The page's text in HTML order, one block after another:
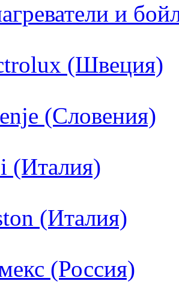
и
(Швеция)
(Словения)
(Италия)
(Италия)
(Россия)